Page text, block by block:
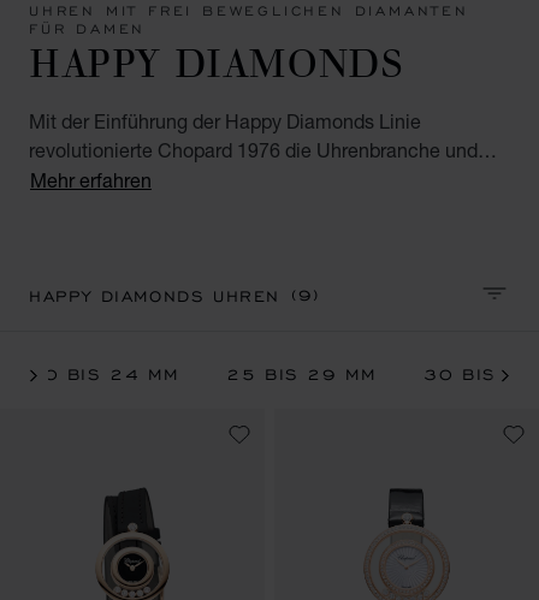
UHREN MIT FREI BEWEGLICHEN DIAMANTEN
FÜR DAMEN
HAPPY DIAMONDS
Mit der Einführung der Happy Diamonds Linie
revolutionierte Chopard 1976 die Uhrenbranche und
begründete damit seine hohe Markenbekanntheit und
gesamte Sortiment der Chopard Uhren mit frei
Mehr erfahren
HAPPY DIAMONDS UHREN(9)
20 BIS 24 MM 25 BIS 29 MM 30 BIS 35